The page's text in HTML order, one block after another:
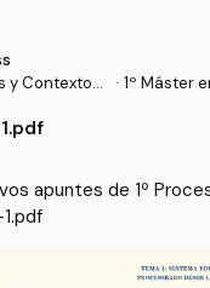
y Contextos
· 1º Máster
onal y
apuntes de 1º